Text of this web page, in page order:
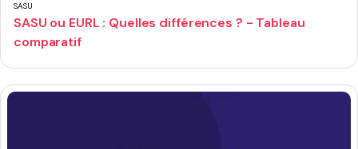
SASU
SASU ou EURL : Quelles différences ? - Tableau
comparatif